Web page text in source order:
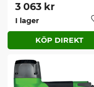
3 063 kr
I lager